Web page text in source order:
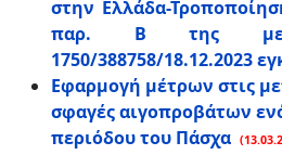
στην Ελλάδα-
παρ. Β της με
1750/388758/18.12.2023
Εφαρμογή μέτρων στις
σφαγές αιγοπροβάτων
περιόδου του Πάσχα